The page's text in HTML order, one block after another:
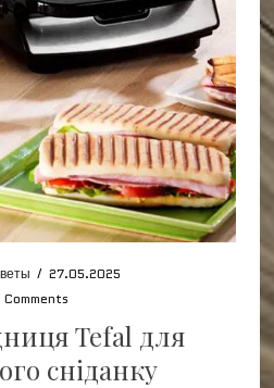
/ 27.05.2025
Comments
Tefal для
сніданку